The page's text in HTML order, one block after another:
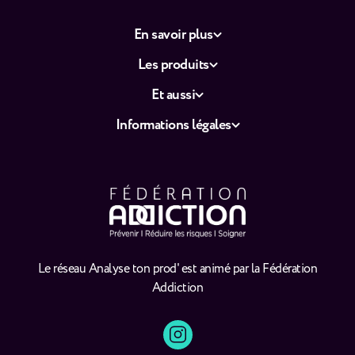
Le réseau Analyse ton prod' est animé par la Fédération
Addiction
En savoir plus
Les produits
Et aussi
Informations légales